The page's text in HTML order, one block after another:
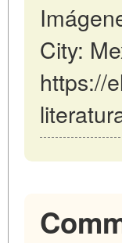
City:
https://